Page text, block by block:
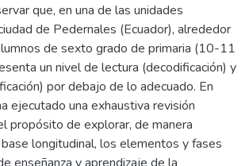
que, en una de las unidades
de Pedernales (Ecuador), alrededor
de sexto grado de primaria (10-11
un nivel de lectura (decodificación) y
por debajo de lo adecuado. En
ejecutado una exhaustiva revisión
propósito de explorar, de manera
longitudinal, los elementos y fases